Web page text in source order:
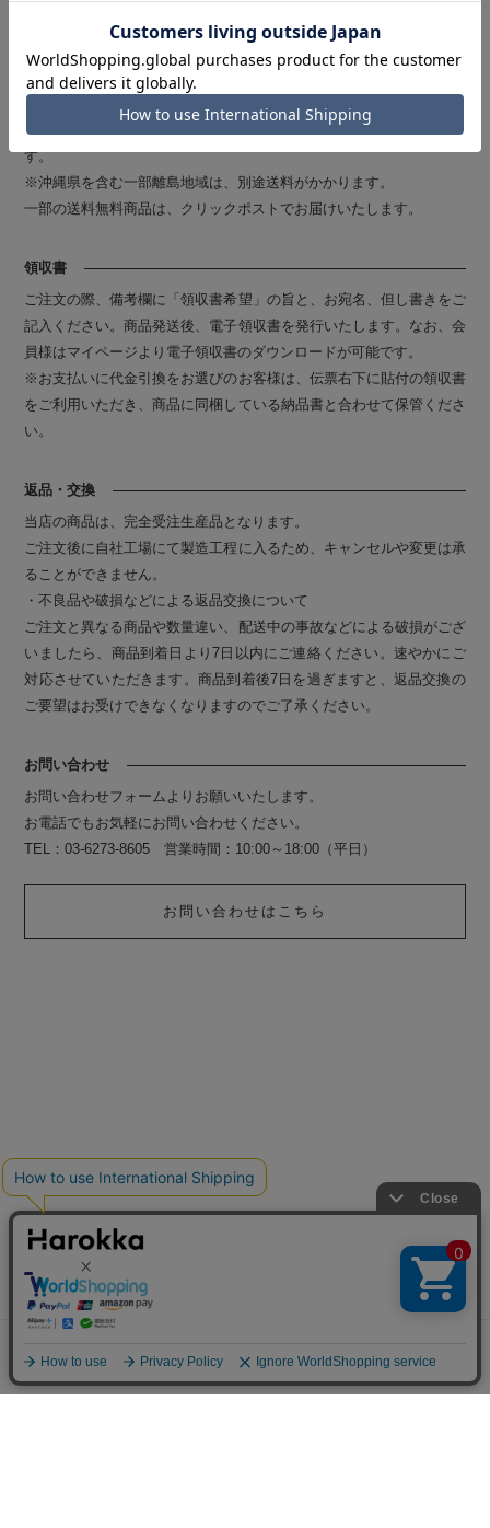
16,500円（税込）以上のお買い上げで、送料無料とさせていただきま
す。
※沖縄県を含む一部離島地域は、別途送料がかかります。
一部の送料無料商品は、クリックポストでお届けいたします。
領収書
ご注文の際、備考欄に「領収書希望」の旨と、お宛名、但し書きをご
記入ください。商品発送後、電子領収書を発行いたします。なお、会
員様はマイページより電子領収書のダウンロードが可能です。
※お支払いに代金引換をお選びのお客様は、伝票右下に貼付の領収書
をご利用いただき、商品に同梱している納品書と合わせて保管くださ
い。
返品・交換
当店の商品は、完全受注生産品となります。
ご注文後に自社工場にて製造工程に入るため、キャンセルや変更は承
ることができません。
・不良品や破損などによる返品交換について
ご注文と異なる商品や数量違い、配送中の事故などによる破損がござ
いましたら、商品到着日より7日以内にご連絡ください。速やかにご
対応させていただきます。商品到着後7日を過ぎますと、返品交換の
ご要望はお受けできなくなりますのでご了承ください。
お問い合わせ
お問い合わせフォームよりお願いいたします。
お電話でもお気軽にお問い合わせください。
TEL：03-6273-8605 営業時間：10:00～18:00（平日）
お問い合わせはこちら